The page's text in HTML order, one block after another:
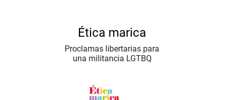
Ética marica
Proclamas libertarias para
una militancia LGTBQ